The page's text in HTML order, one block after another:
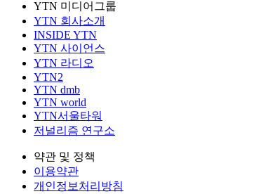
YTN 미디어그룹
YTN 회사소개
INSIDE YTN
YTN 사이언스
YTN 라디오
YTN2
YTN dmb
YTN world
YTN서울타워
저널리즘 연구소
약관 및 정책
이용약관
개인정보처리방침